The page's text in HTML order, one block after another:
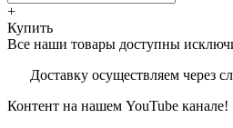
+
Купить
Все наши товары доступны
Доставку осуществляем через
Контент на нашем YouTube канале!